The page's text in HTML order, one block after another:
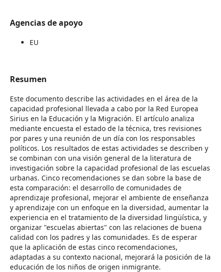
Agencias de apoyo
EU
Resumen
Este documento describe las actividades en el área de la
capacidad profesional llevada a cabo por la Red Europea
Sirius en la Educación y la Migración. El artículo analiza
mediante encuesta el estado de la técnica, tres revisiones
por pares y una reunión de un día con los responsables
políticos. Los resultados de estas actividades se describen y
se combinan con una visión general de la literatura de
investigación sobre la capacidad profesional de las escuelas
urbanas. Cinco recomendaciones se dan sobre la base de
esta comparación: el desarrollo de comunidades de
aprendizaje profesional, mejorar el ambiente de enseñanza
y aprendizaje con un enfoque en la diversidad, aumentar la
experiencia en el tratamiento de la diversidad lingüística, y
organizar "escuelas abiertas" con las relaciones de buena
calidad con los padres y las comunidades. Es de esperar
que la aplicación de estas cinco recomendaciones,
adaptadas a su contexto nacional, mejorará la posición de la
educación de los niños de origen inmigrante.